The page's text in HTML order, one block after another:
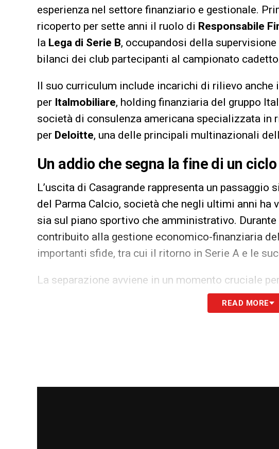
esperienza nel settore finanziario e gestionale.
ricoperto per sette anni il ruolo di Responsabile
la Lega di Serie B, occupandosi della
bilanci dei club partecipanti al campionato
Il suo curriculum include incarichi di rilievo anche
per Italmobiliare, holding finanziaria del gruppo
società di consulenza americana specializzata in
per Deloitte, una delle principali multinazionali
Un addio che segna la fine di un ciclo
L’uscita di Casagrande rappresenta un
del Parma Calcio, società che negli ultimi anni ha
sia sul piano sportivo che amministrativo.
contribuito alla gestione economico-finanziaria
importanti sfide, tra cui il ritorno in Serie A e le
La separazione avviene in un momento cruciale
tra le altre e oggi tecnico impegnato a
LA PLAYLIST DELLE NOSTRE TOP NEWS
READ MORE